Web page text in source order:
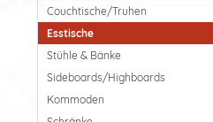
Couchtische/Truhen
Esstische
Stühle & Bänke
Sideboards/Highboards
Kommoden